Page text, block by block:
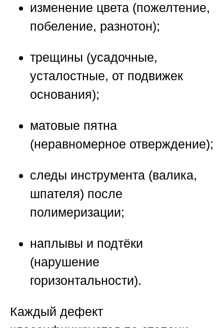
изменение цвета (пожелтение,
побеление, разнотон);
трещины (усадочные,
усталостные, от подвижек
основания);
матовые пятна
(неравномерное отверждение);
следы инструмента (валика,
шпателя) после
полимеризации;
наплывы и подтёки
(нарушение
горизонтальности).
Каждый дефект